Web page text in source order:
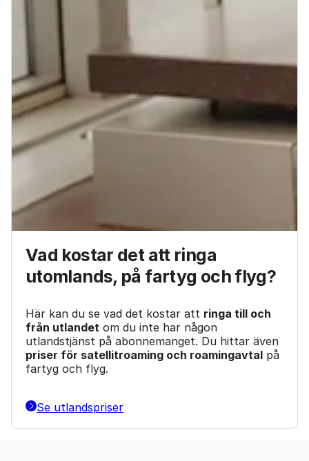
Vad kostar det att ringa
utomlands, på fartyg och flyg?
Här kan du se vad det kostar att ringa till och
från utlandet om du inte har någon
utlandstjänst på abonnemanget. Du hittar även
priser för satellitroaming och roamingavtal på
fartyg och flyg.
Se utlandspriser